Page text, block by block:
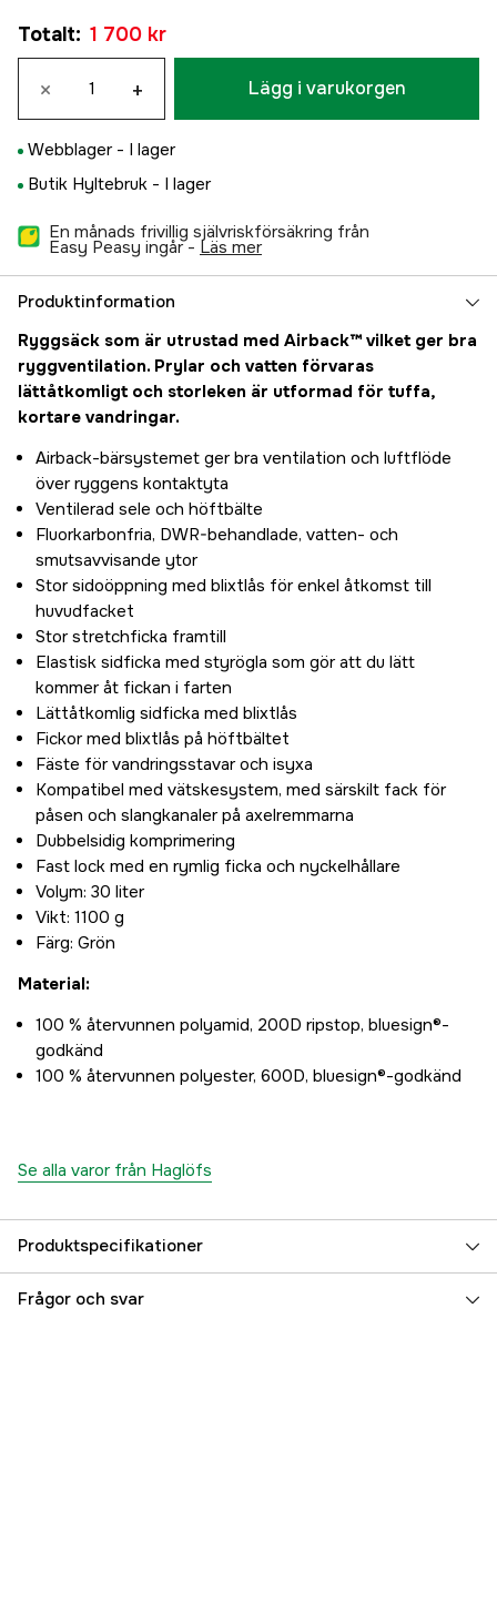
Totalt: 1 700 kr
× + Lägg i varukorgen
Webblager - I lager
Butik Hyltebruk - I lager
En månads frivillig självriskförsäkring från
Easy Peasy ingår - läs mer
Produktinformation
Ryggsäck som är utrustad med Airback™ vilket ger bra
ryggventilation. Prylar och vatten förvaras
lättåtkomligt och storleken är utformad för tuffa,
kortare vandringar.
Airback-bärsystemet ger bra ventilation och luftflöde
över ryggens kontaktyta
Ventilerad sele och höftbälte
Fluorkarbonfria, DWR-behandlade, vatten- och
smutsavvisande ytor
Stor sidoöppning med blixtlås för enkel åtkomst till
huvudfacket
Stor stretchficka framtill
Elastisk sidficka med styrögla som gör att du lätt
kommer åt fickan i farten
Lättåtkomlig sidficka med blixtlås
Fickor med blixtlås på höftbältet
Fäste för vandringsstavar och isyxa
Kompatibel med vätskesystem, med särskilt fack för
påsen och slangkanaler på axelremmarna
Dubbelsidig komprimering
Fast lock med en rymlig ficka och nyckelhållare
Volym: 30 liter
Vikt: 1100 g
Färg: Grön
Material:
100 % återvunnen polyamid, 200D ripstop, bluesign®-
godkänd
100 % återvunnen polyester, 600D, bluesign®-godkänd
Se alla varor från Haglöfs
Produktspecifikationer
Referensnummer 3000049458
Frågor och svar